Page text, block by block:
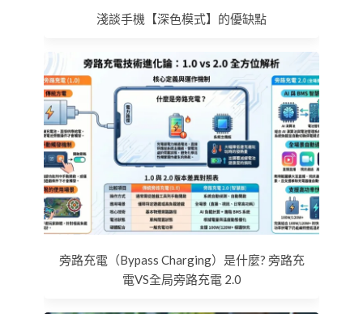
淺談手機【深色模式】的優缺點
旁路充電（Bypass Charging）是什麼? 旁路充
電VS全局旁路充電 2.0